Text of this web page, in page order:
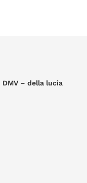
DMV – della lucia